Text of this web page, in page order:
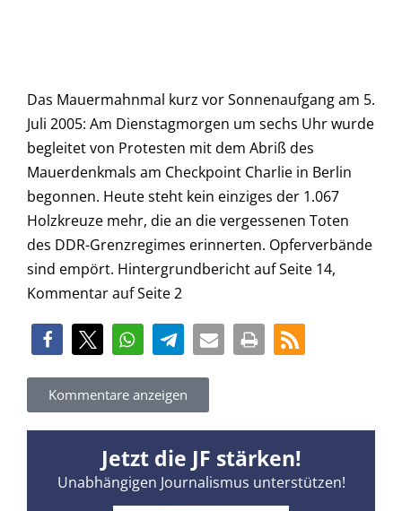
Das Mauermahnmal kurz vor Sonnenaufgang am 5.
Juli 2005: Am Dienstagmorgen um sechs Uhr wurde
begleitet von Protesten mit dem Abriß des
Mauerdenkmals am Checkpoint Charlie in Berlin
begonnen. Heute steht kein einziges der 1.067
Holzkreuze mehr, die an die vergessenen Toten
des DDR-Grenzregimes erinnerten. Opferverbände
sind empört. Hintergrundbericht auf Seite 14,
Kommentar auf Seite 2
Kommentare anzeigen
Jetzt die JF stärken!
Unabhängigen Journalismus unterstützen!